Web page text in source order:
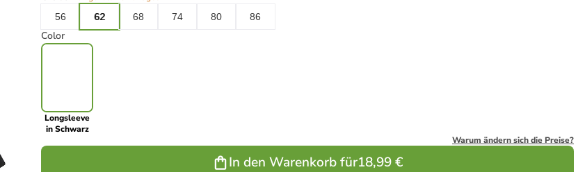
56
62 68 74 80 86
Color
Longsleeve
in Schwarz
Warum ändern sich die Preise?
In den Warenkorb für18,99 €